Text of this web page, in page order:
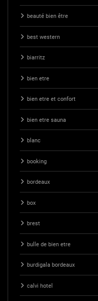
beauté bien être
best western
biarritz
bien etre
bien etre et confort
bien etre sauna
blanc
booking
bordeaux
box
brest
bulle de bien etre
burdigala bordeaux
calvi hotel